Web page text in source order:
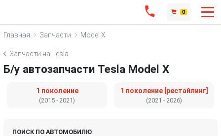
0
Главная Запчасти Model X
Запчасти на Tesla
Б/у автозапчасти Tesla Model X
1 поколение
(2015 - 2021)
1 поколение [рестайлинг]
(2021 - 2026)
ПОИСК ПО АВТОМОБИЛЮ